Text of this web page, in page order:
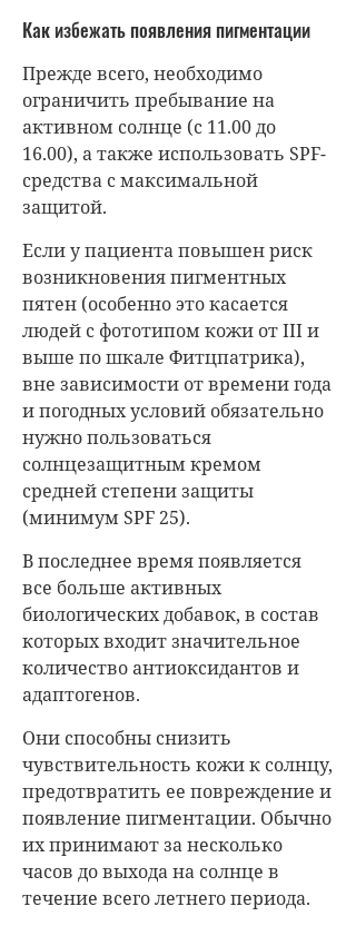
Как избежать появления пигментации
Прежде всего, необходимо
ограничить пребывание на
активном солнце (с 11.00 до
16.00), а также использовать SPF-
средства с максимальной
защитой.
Если у пациента повышен риск
возникновения пигментных
пятен (особенно это касается
людей с фототипом кожи от III и
выше по шкале Фитцпатрика),
вне зависимости от времени года
и погодных условий обязательно
нужно пользоваться
солнцезащитным кремом
средней степени защиты
(минимум SPF 25).
В последнее время появляется
все больше активных
биологических добавок, в состав
которых входит значительное
количество антиоксидантов и
адаптогенов.
Они способны снизить
чувствительность кожи к солнцу,
предотвратить ее повреждение и
появление пигментации. Обычно
их принимают за несколько
часов до выхода на солнце в
течение всего летнего периода.